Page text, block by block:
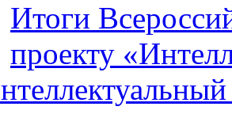
Итоги
проекту